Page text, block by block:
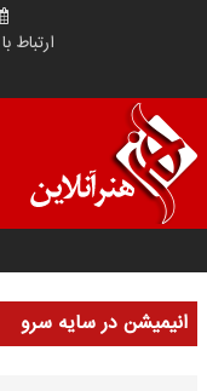
ارتباط
انیمیشن در سایه سرو